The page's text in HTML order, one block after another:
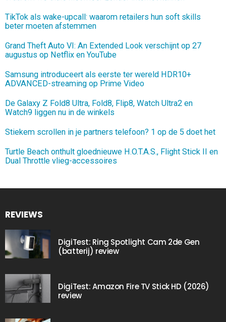
TikTok als wake-upcall: waarom retailers hun soft skills
beter moeten afstemmen
Grand Theft Auto VI: An Extended Look verschijnt op 27
augustus op Netflix en YouTube
Samsung introduceert als eerste ter wereld HDR10+
ADVANCED-streaming op Prime Video
De Galaxy Z Fold8 Ultra, Fold8, Flip8, Watch Ultra2 en
Watch9 liggen nu in de winkels
Stiekem scrollen in je partners telefoon? 1 op de 5 doet het
Turtle Beach onthult gloednieuwe H.O.T.A.S., Flight Stick II en
Dual Throttle vlieg-accessoires
REVIEWS
DigiTest: Ring Spotlight Cam 2de Gen
(batterij) review
DigiTest: Amazon Fire TV Stick HD (2026)
review